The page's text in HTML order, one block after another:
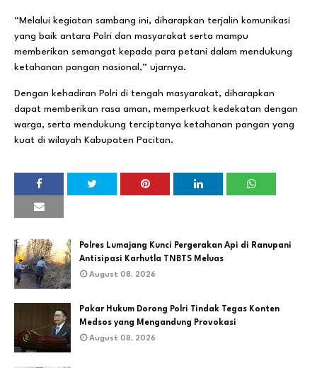
“Melalui kegiatan sambang ini, diharapkan terjalin komunikasi
yang baik antara Polri dan masyarakat serta mampu
memberikan semangat kepada para petani dalam mendukung
ketahanan pangan nasional,” ujarnya.
Dengan kehadiran Polri di tengah masyarakat, diharapkan
dapat memberikan rasa aman, memperkuat kedekatan dengan
warga, serta mendukung terciptanya ketahanan pangan yang
kuat di wilayah Kabupaten Pacitan.
Polres Lumajang Kunci Pergerakan Api di Ranupani
Antisipasi Karhutla TNBTS Meluas
August 08, 2026
Pakar Hukum Dorong Polri Tindak Tegas Konten
Medsos yang Mengandung Provokasi
August 08, 2026